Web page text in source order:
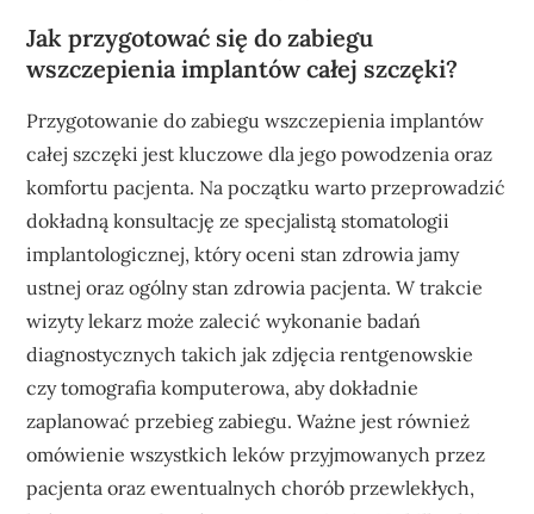
Jak przygotować się do zabiegu
wszczepienia implantów całej szczęki?
Przygotowanie do zabiegu wszczepienia implantów
całej szczęki jest kluczowe dla jego powodzenia oraz
komfortu pacjenta. Na początku warto przeprowadzić
dokładną konsultację ze specjalistą stomatologii
implantologicznej, który oceni stan zdrowia jamy
ustnej oraz ogólny stan zdrowia pacjenta. W trakcie
wizyty lekarz może zalecić wykonanie badań
diagnostycznych takich jak zdjęcia rentgenowskie
czy tomografia komputerowa, aby dokładnie
zaplanować przebieg zabiegu. Ważne jest również
omówienie wszystkich leków przyjmowanych przez
pacjenta oraz ewentualnych chorób przewlekłych,